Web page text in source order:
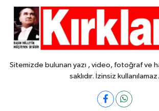
Sitemizde bulunan yazı , video, fotoğraf ve
saklıdır. İzinsiz kullanılamaz.